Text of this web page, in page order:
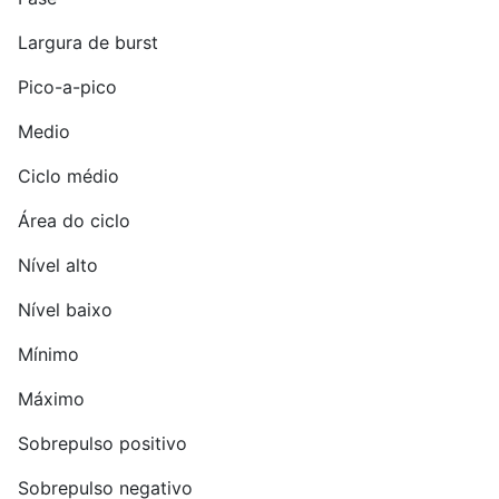
Largura de burst
Pico-a-pico
Medio
Ciclo médio
Área do ciclo
Nível alto
Nível baixo
Mínimo
Máximo
Sobrepulso positivo
Sobrepulso negativo